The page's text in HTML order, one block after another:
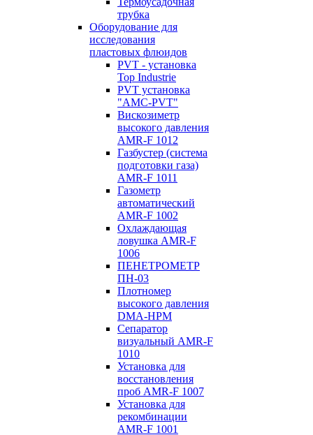
трубка
Оборудование для
исследования
пластовых флюидов
PVT - установка
Top Industrie
PVT установка
"AMC-PVT"
Вискозиметр
высокого давления
AMR-F 1012
Газбустер (система
подготовки газа)
AMR-F 1011
Газометр
автоматический
AMR-F 1002
Охлаждающая
ловушка AMR-F
1006
ПЕНЕТРОМЕТР
ПН-03
Плотномер
высокого давления
DMA-HPM
Сепаратор
визуальный AMR-F
1010
Установка для
восстановления
проб AMR-F 1007
Установка для
рекомбинации
AMR-F 1001